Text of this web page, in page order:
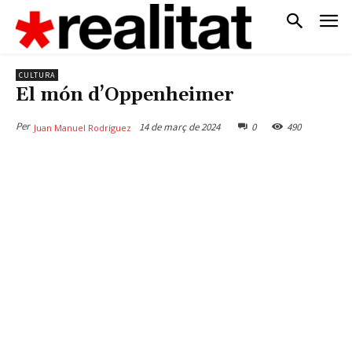
CULTURA
El món d’Oppenheimer
Per Juan Manuel Rodríguez 14 de març de 2024 0 490